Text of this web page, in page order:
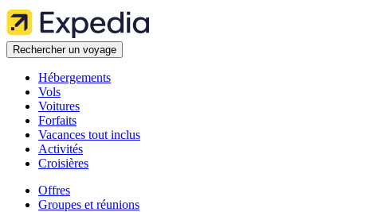
Rechercher un voyage
Hébergements
Vols
Voitures
Forfaits
Vacances tout inclus
Activités
Croisières
Offres
Groupes et réunions